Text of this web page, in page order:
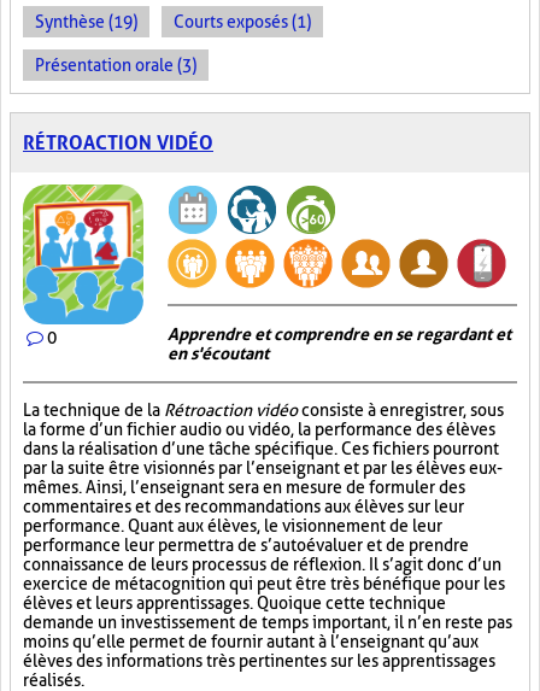
Synthèse (19) Courts exposés (1)
Présentation orale (3)
RÉTROACTION VIDÉO
0
Apprendre et comprendre en se regardant et
en s'écoutant
La technique de la Rétroaction vidéoconsiste à enregistrer, sous
la forme d’un fichier audio ou vidéo, la performance des élèves
dans la réalisation d’une tâche spécifique. Ces fichiers pourront
par la suite être visionnés par l’enseignant et par les élèves eux-
mêmes. Ainsi, l’enseignant sera en mesure de formuler des
commentaires et des recommandations aux élèves sur leur
performance. Quant aux élèves, le visionnement de leur
performance leur permettra de s’autoévaluer et de prendre
connaissance de leurs processus de réflexion. Il s’agit donc d’un
exercice de métacognition qui peut être très bénéfique pour les
élèves et leurs apprentissages. Quoique cette technique
demande un investissement de temps important, il n’en reste pas
moins qu’elle permet de fournir autant à l’enseignant qu’aux
élèves des informations très pertinentes sur les apprentissages
réalisés.